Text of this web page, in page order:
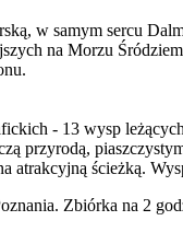
w samym sercu
na Morzu
- 13 wysp
przyrodą,
atrakcyjną ścieżką.
Zbiórka na 2